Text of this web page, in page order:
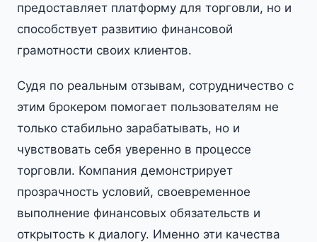
предоставляет платформу для торговли, но и
способствует развитию финансовой
грамотности своих клиентов.
Судя по реальным отзывам, сотрудничество с
этим брокером помогает пользователям не
только стабильно зарабатывать, но и
чувствовать себя уверенно в процессе
торговли. Компания демонстрирует
прозрачность условий, своевременное
выполнение финансовых обязательств и
открытость к диалогу. Именно эти качества